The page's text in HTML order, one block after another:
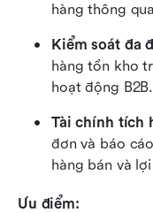
hàng thông
Kiểm soát đa
hàng tồn kho
hoạt động B2B.
Tài chính tích
đơn và báo
hàng bán và
Ưu điểm: